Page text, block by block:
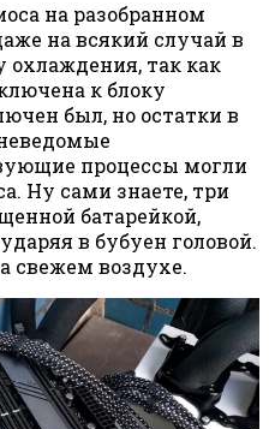
на разобранном
на всякий случай в
охлаждения, так как
к блоку
был, но остатки в
процессы могли
Ну сами знаете, три
батарейкой,
в бубуен головой.
свежем воздухе.